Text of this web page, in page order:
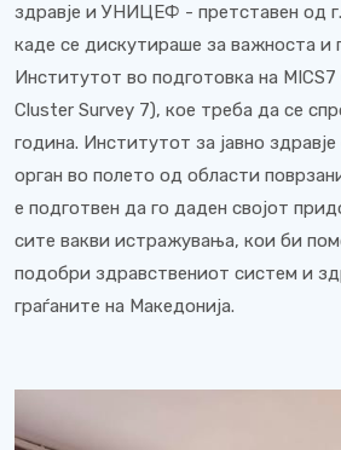
здравје и УНИЦЕФ - претставен од
каде се дискутираше за важноста и
Институтот во подготовка на
Cluster Survey 7), кое треба да се
година. Институтот за јавно
орган во полето од области
е подготвен да го даден својот
сите вакви истражувања, кои би
подобри здравствениот систем и
граѓаните на Македонија.